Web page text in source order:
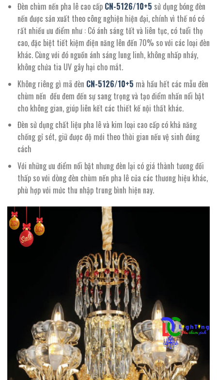
Đèn chùm nến pha lê cao cấp CN-5126/10+5 sử dụng bóng đèn
nến được sản xuất theo công nghiện hiện đại, chính vì thế nó có
rất nhiều ưu điểm như : Có ánh sáng tốt và liên tục, có tuổi thọ
cao, đặc biệt tiết kiệm điện năng lên đến 70% so với các loại đèn
khác. Cùng với đó nguồn ánh sáng lung linh, không nhấp nháy,
không chứa tia UV gây hại cho mắt.
Không riêng gì mã đèn CN-5126/10+5 mà hầu hết các mẫu đèn
chùm nến đều đem đến sự sang trọng và tạo điểm nhấn nổi bật
cho không gian, giúp liên kết các thiết kế nội thất khác.
Đèn sử dụng chất liệu pha lê và kim loại cao cấp có khả năng
chống gỉ sét, giữ được độ mới theo thời gian nếu vệ sinh đúng
cách
Với những ưu điểm nổi bật nhưng đèn lại có giá thành tương đối
thấp so với dòng đèn chùm nến pha lê của các thương hiệu khác,
phù hợp với mức thu nhập trung bình hiện nay.